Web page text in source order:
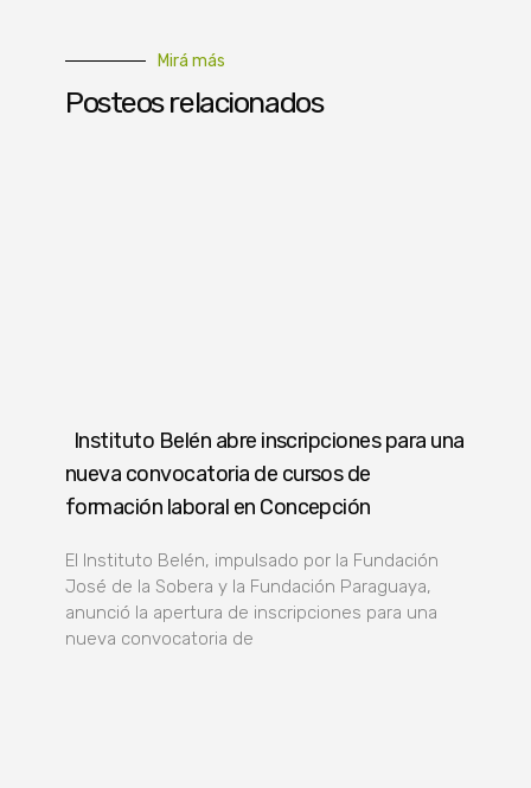
Mirá más
Posteos relacionados
Instituto Belén abre inscripciones para una
nueva convocatoria de cursos de
formación laboral en Concepción
El Instituto Belén, impulsado por la Fundación
José de la Sobera y la Fundación Paraguaya,
anunció la apertura de inscripciones para una
nueva convocatoria de